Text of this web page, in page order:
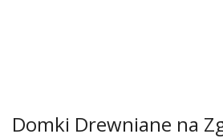
Domki Drewniane na